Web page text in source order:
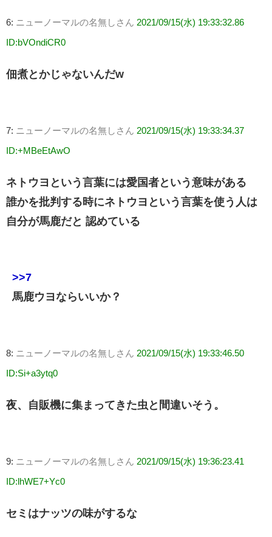
6: ニューノーマルの名無しさん 2021/09/15(水) 19:33:32.86
ID:bVOndiCR0
佃煮とかじゃないんだw
7: ニューノーマルの名無しさん 2021/09/15(水) 19:33:34.37
ID:+MBeEtAwO
ネトウヨという言葉には愛国者という意味がある
誰かを批判する時にネトウヨという言葉を使う人は
自分が馬鹿だと 認めている
>>7
馬鹿ウヨならいいか？
8: ニューノーマルの名無しさん 2021/09/15(水) 19:33:46.50
ID:Si+a3ytq0
夜、自販機に集まってきた虫と間違いそう。
9: ニューノーマルの名無しさん 2021/09/15(水) 19:36:23.41
ID:lhWE7+Yc0
セミはナッツの味がするな